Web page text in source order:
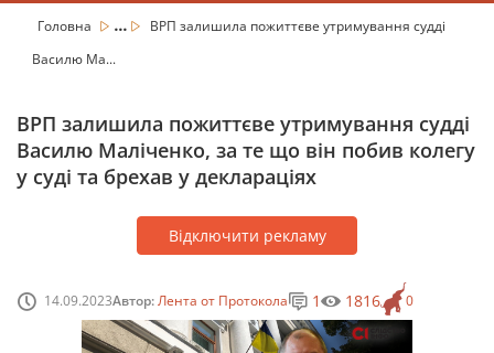
Головна ...
ВРП залишила пожиттєве утримування судді
Василю Ма...
ВРП залишила пожиттєве утримування судді
Василю Маліченко, за те що він побив колегу
у суді та брехав у деклараціях
Відключити рекламу
14.09.2023Автор:Лента от Протокола 0
1 1816